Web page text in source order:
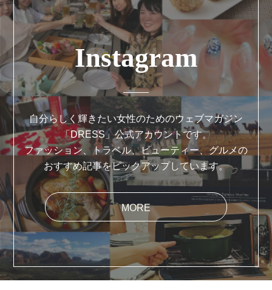
Instagram
自分らしく輝きたい女性のためのウェブマガジン
「DRESS」公式アカウントです。
ファッション、トラベル、ビューティー、グルメの
おすすめ記事をピックアップしています。
MORE